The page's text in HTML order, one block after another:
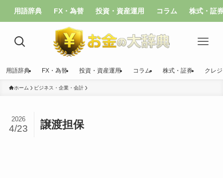
用語辞典 FX・為替 投資・資産運用 コラム 株式・証
用語辞典 FX・為替 投資・資産運用 コラム 株式・証券 クレ
ホーム ビジネス・企業・会計
譲渡担保
2026
4/23